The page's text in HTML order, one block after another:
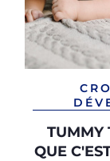
TUMMY
QUE